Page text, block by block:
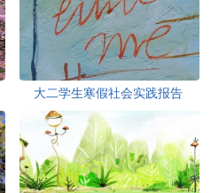
大二学生寒假社会实践报告